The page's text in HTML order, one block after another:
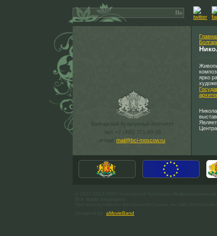
Болгарский Культурный Институт
тел. +7 (495) 771-60-18
e-mail: mail@bci-moscow.ru
ярко
aMovieBand